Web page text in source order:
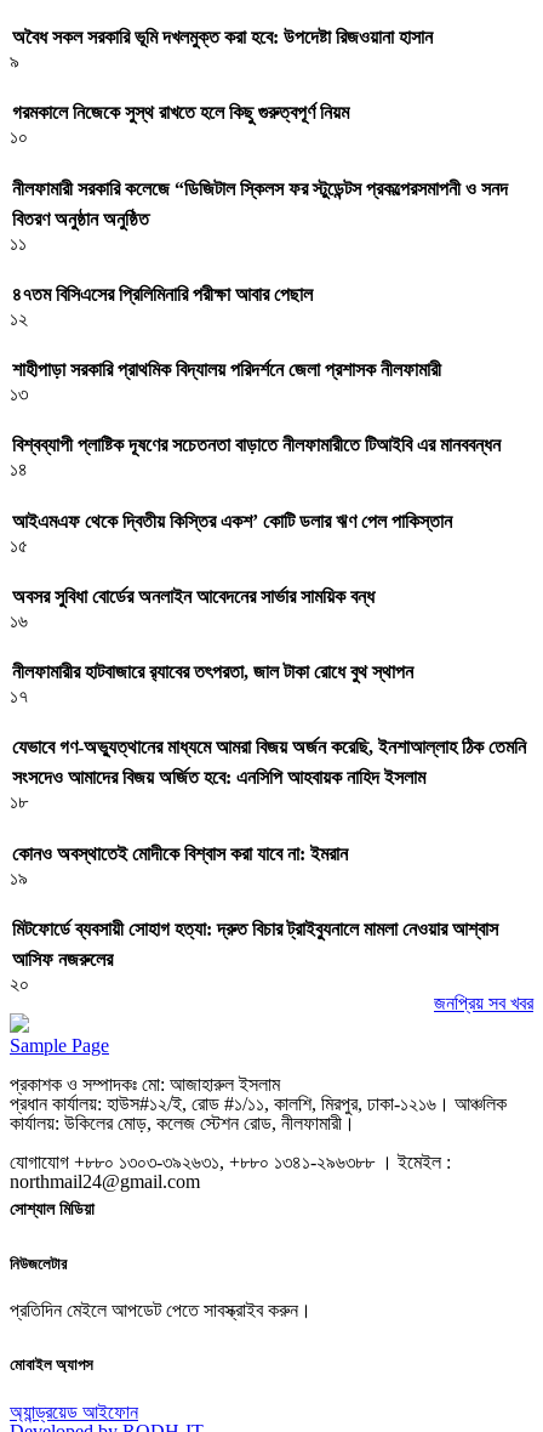
অবৈধ সকল সরকারি ভূমি দখলমুক্ত করা হবে: উপদেষ্টা রিজওয়ানা হাসান
৯
গরমকালে নিজেকে সুস্থ রাখতে হলে কিছু গুরুত্বপূর্ণ নিয়ম
১০
নীলফামারী সরকারি কলেজে “ডিজিটাল স্কিলস ফর স্টুডেন্টস প্রকল্পেরসমাপনী ও সনদ
বিতরণ অনুষ্ঠান অনুষ্ঠিত
১১
৪৭তম বিসিএসের প্রিলিমিনারি পরীক্ষা আবার পেছাল
১২
শাহীপাড়া সরকারি প্রাথমিক বিদ্যালয় পরিদর্শনে জেলা প্রশাসক নীলফামারী
১৩
বিশ্বব্যাপী প্লাষ্টিক দূষণের সচেতনতা বাড়াতে নীলফামারীতে টিআইবি এর মানববন্ধন
১৪
আইএমএফ থেকে দ্বিতীয় কিস্তির একশ’ কোটি ডলার ঋণ পেল পাকিস্তান
১৫
অবসর সুবিধা বোর্ডের অনলাইন আবেদনের সার্ভার সাময়িক বন্ধ
১৬
নীলফামারীর হাটবাজারে র‌্যাবের তৎপরতা, জাল টাকা রোধে বুথ স্থাপন
১৭
যেভাবে গণ-অভ্যুত্থানের মাধ্যমে আমরা বিজয় অর্জন করেছি, ইনশাআল্লাহ ঠিক তেমনি
সংসদেও আমাদের বিজয় অর্জিত হবে: এনসিপি আহবায়ক নাহিদ ইসলাম
১৮
কোনও অবস্থাতেই মোদীকে বিশ্বাস করা যাবে না: ইমরান
১৯
মিটফোর্ডে ব্যবসায়ী সোহাগ হত্যা: দ্রুত বিচার ট্রাইব্যুনালে মামলা নেওয়ার আশ্বাস
আসিফ নজরুলের
২০
জনপ্রিয় সব খবর
Sample Page
প্রকাশক ও সম্পাদকঃ মো: আজাহারুল ইসলাম
প্রধান কার্যালয়: হাউস#১২/ই, রোড #১/১১, কালশি, মিরপুর, ঢাকা-১২১৬। আঞ্চলিক
কার্যালয়: উকিলের মোড়, কলেজ স্টেশন রোড, নীলফামারী।
যোগাযোগ +৮৮০ ১৩০৩-৩৯২৬৩১, +৮৮০ ১৩৪১-২৯৬৩৮৮ । ইমেইল :
northmail24@gmail.com
সোশ্যাল মিডিয়া
নিউজলেটার
প্রতিদিন মেইলে আপডেট পেতে সাবস্ক্রাইব করুন।
মোবাইল অ্যাপস
অ্যান্ড্রয়েড আইফোন